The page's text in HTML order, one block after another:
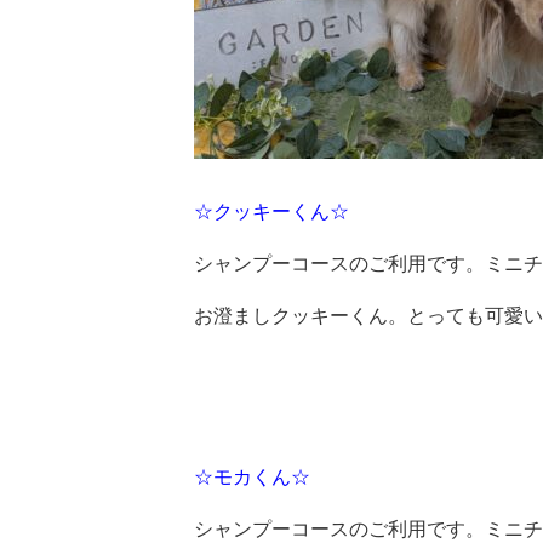
☆クッキーくん☆
シャンプーコースのご利用です。ミニ
お澄ましクッキーくん。とっても可愛
☆モカくん☆
シャンプーコースのご利用です。ミニ